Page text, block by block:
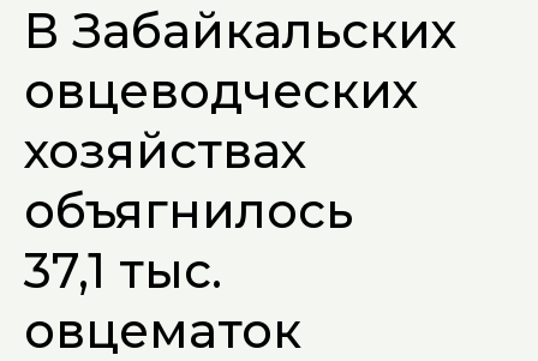
В Забайкальских
овцеводческих
хозяйствах
объягнилось
37,1 тыс.
овцематок